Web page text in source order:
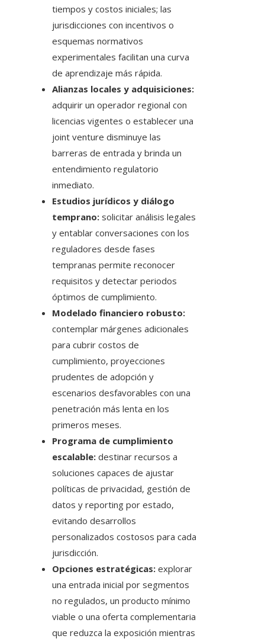
tiempos y costos iniciales; las
jurisdicciones con incentivos o
esquemas normativos
experimentales facilitan una curva
de aprendizaje más rápida.
Alianzas locales y adquisiciones:
adquirir un operador regional con
licencias vigentes o establecer una
joint venture disminuye las
barreras de entrada y brinda un
entendimiento regulatorio
inmediato.
Estudios jurídicos y diálogo
temprano: solicitar análisis legales
y entablar conversaciones con los
reguladores desde fases
tempranas permite reconocer
requisitos y detectar periodos
óptimos de cumplimiento.
Modelado financiero robusto:
contemplar márgenes adicionales
para cubrir costos de
cumplimiento, proyecciones
prudentes de adopción y
escenarios desfavorables con una
penetración más lenta en los
primeros meses.
Programa de cumplimiento
escalable: destinar recursos a
soluciones capaces de ajustar
políticas de privacidad, gestión de
datos y reporting por estado,
evitando desarrollos
personalizados costosos para cada
jurisdicción.
Opciones estratégicas: explorar
una entrada inicial por segmentos
no regulados, un producto mínimo
viable o una oferta complementaria
que reduzca la exposición mientras